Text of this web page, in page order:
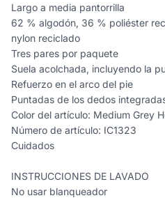
Largo a media pantorrilla
62 % algodón, 36 % poliéster
nylon reciclado
Tres pares por paquete
Suela acolchada, incluyendo la
Refuerzo en el arco del pie
Puntadas de los dedos
Color del artículo: Medium Grey
Número de artículo: IC1323
Cuidados
INSTRUCCIONES DE LAVADO
No usar blanqueador